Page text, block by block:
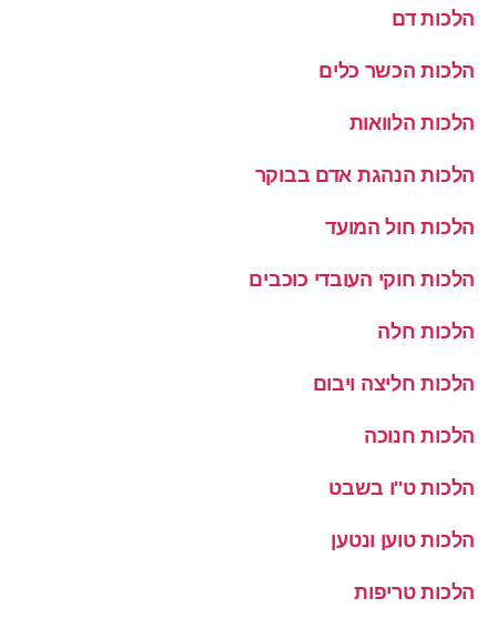
הלכות דם
הלכות הכשר כלים
הלכות הלוואות
הלכות הנהגת אדם בבוקר
הלכות חול המועד
הלכות חוקי העובדי כוכבים
הלכות חלה
הלכות חליצה ויבום
הלכות חנוכה
הלכות ט''ו בשבט
הלכות טוען ונטען
הלכות טריפות